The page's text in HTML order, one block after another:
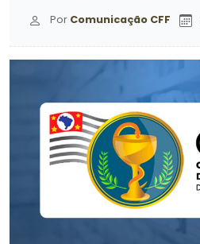
Por Comunicação CFF